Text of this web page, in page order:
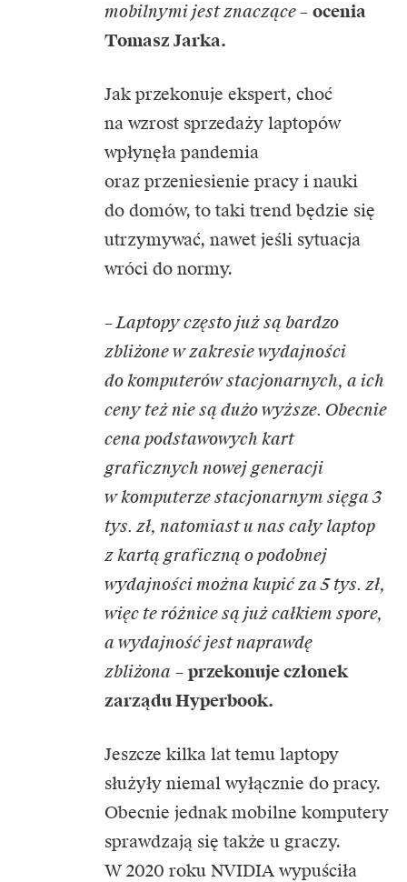
mobilnymi jest znaczące– ocenia
Tomasz Jarka.
Jak przekonuje ekspert, choć
na wzrost sprzedaży laptopów
wpłynęła pandemia
oraz przeniesienie pracy i nauki
do domów, to taki trend będzie się
utrzymywać, nawet jeśli sytuacja
wróci do normy.
– Laptopy często już są bardzo
zbliżone w zakresie wydajności
do komputerów stacjonarnych, a ich
ceny też nie są dużo wyższe. Obecnie
cena podstawowych kart
graficznych nowej generacji
w komputerze stacjonarnym sięga 3
tys. zł, natomiast u nas cały laptop
z kartą graficzną o podobnej
wydajności można kupić za 5 tys. zł,
więc te różnice są już całkiem spore,
a wydajność jest naprawdę
zbliżona – przekonuje członek
zarządu Hyperbook.
Jeszcze kilka lat temu laptopy
służyły niemal wyłącznie do pracy.
Obecnie jednak mobilne komputery
sprawdzają się także u graczy.
W 2020 roku NVIDIA wypuściła